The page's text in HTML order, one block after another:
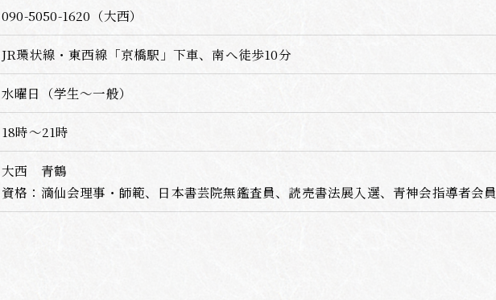
090-5050-1620（大西）
JR環状線・東西線「京橋駅」下車、南へ徒歩10分
水曜日（学生～一般）
18時～21時
大西 青鶴
資格：滴仙会理事・師範、日本書芸院無鑑査員、読売書法展入選、青神会指導者会員